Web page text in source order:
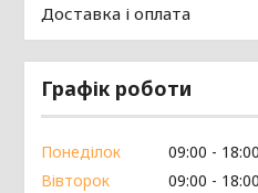
Доставка і оплата
Графік роботи
Понеділок 09:00
18:00
Вівторок
09:00
18:00